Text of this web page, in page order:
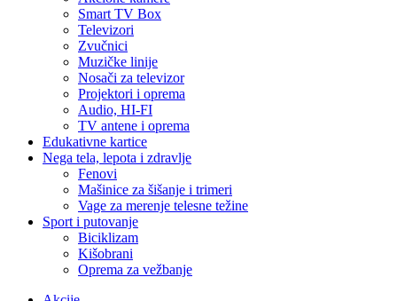
Smart TV Box
Televizori
Zvučnici
Muzičke linije
Nosači za televizor
Projektori i oprema
Audio, HI-FI
TV antene i oprema
Edukativne kartice
Nega tela, lepota i zdravlje
Fenovi
Mašinice za šišanje i trimeri
Vage za merenje telesne težine
Sport i putovanje
Biciklizam
Kišobrani
Oprema za vežbanje